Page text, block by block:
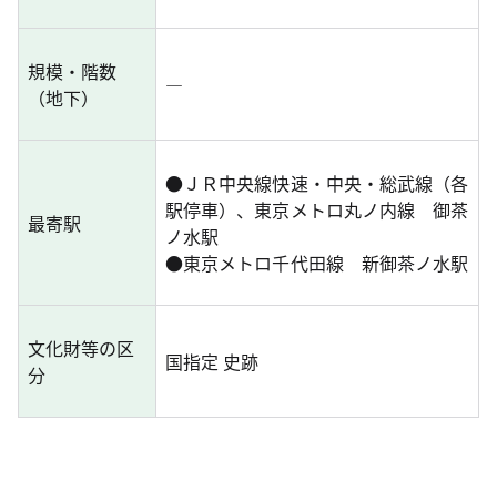
規模・階数
（地下）
―
最寄駅
●ＪＲ中央線快速・中央・総武線（各
駅停車）、東京メトロ丸ノ内線 御茶
ノ水駅
●東京メトロ千代田線 新御茶ノ水駅
文化財等の区
分
国指定 史跡